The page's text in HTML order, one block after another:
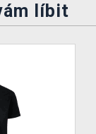
líbit